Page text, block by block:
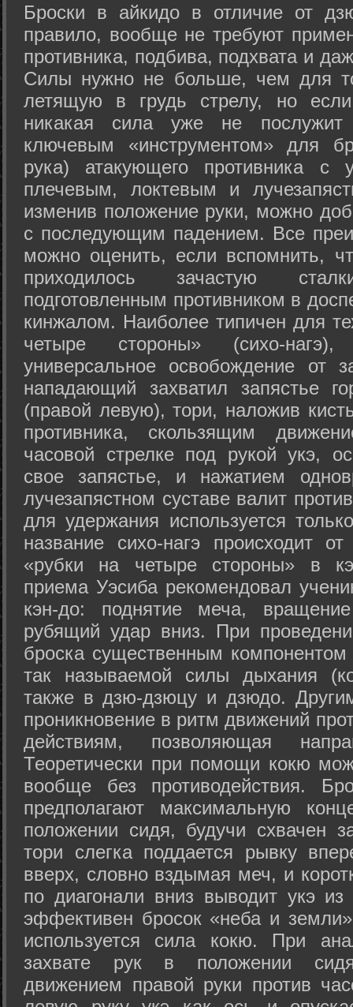
Броски в айкидо в отличие от
правило, вообще не требуют
противника, подбива, подхвата и
Силы нужно не больше, чем для
летящую в грудь стрелу, но
никакая сила уже не
ключевым «инструментом» для
рука) атакующего противника с
плечевым, локтевым и
изменив положение руки, можно
с последующим падением. Все
можно оценить, если вспомнить,
приходилось зачастую
подготовленным противником в
кинжалом. Наиболее типичен для
четыре стороны» (сихо-
универсальное освобождение от
нападающий захватил запястье
(правой левую), тори, наложив
противника, скользящим
часовой стрелке под рукой укэ,
свое запястье, и нажатием
лучезапястном суставе валит
для удержания используется
название сихо-нагэ происходит
«рубки на четыре стороны» в
приема Уэсиба рекомендовал
кэн-до: поднятие меча,
рубящий удар вниз. При
броска существенным компонентом
так называемой силы дыхания
также в дзю-дзюцу и дзюдо.
проникновение в ритм движений
действиям, позволяющая
Теоретически при помощи кокю
вообще без противодействия.
предполагают максимальную
положении сидя, будучи схвачен
тори слегка поддается рывку
вверх, словно вздымая меч, и
по диагонали вниз выводит укэ
эффективен бросок «неба и
используется сила кокю. При
захвате рук в положении
движением правой руки против